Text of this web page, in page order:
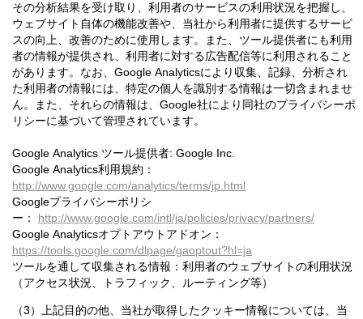
その分析結果を受け取り、利用者のサービスの利用状況を把握し、
ウェブサイト自体の機能改善や、当社から利用者に提供するサービ
スの向上、改善のために使用します。また、ツール提供者にも利用
者の情報が提供され、利用者に対する広告配信等に利用されること
があります。なお、Google Analyticsにより収集、記録、分析され
た利用者の情報には、特定の個人を識別する情報は一切含まれませ
ん。また、それらの情報は、Google社により同社のプライバシーポ
リシーに基づいて管理されています。
Google Analytics ツール提供者: Google Inc.
Google Analytics利用規約：
http://www.google.com/analytics/terms/jp.html
Googleプライバシーポリシ
ー： http://www.google.com/intl/ja/policies/privacy/partners/
Google Analyticsオプトアウトアドオン：
https://tools.google.com/dlpage/gaoptout?hl=ja
ツールを通して収集される情報：利用者のウェブサイトの利用状況
（アクセス状況、トラフィック、ルーティング等）
（3）上記目的の他、当社が取得したクッキー情報については、当